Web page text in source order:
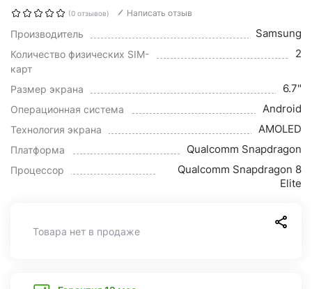
(0 отзывов) Написать отзыв
Производитель Samsung
Количество физических SIM-
карт
2
Размер экрана 6.7"
Операционная система Android
Технология экрана AMOLED
Платформа Qualcomm Snapdragon
Процессор
Qualcomm Snapdragon 8
Elite
Товара нет в продаже